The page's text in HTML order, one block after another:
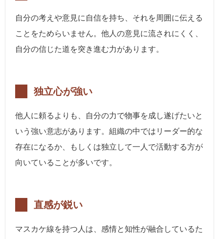
自分の考えや意見に自信を持ち、それを周囲に伝える
ことをためらいません。他人の意見に流されにくく、
自分の信じた道を突き進む力があります。
独立心が強い
他人に頼るよりも、自分の力で物事を成し遂げたいと
いう強い意志があります。組織の中ではリーダー的な
存在になるか、もしくは独立して一人で活動する方が
向いていることが多いです。
直感が鋭い
マスカケ線を持つ人は、感情と知性が融合しているた